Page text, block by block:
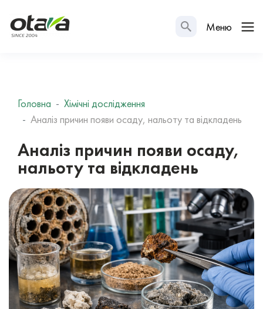
Меню
Головна
Хімічні дослідження
Аналіз причин появи осаду, нальоту та відкладень
Аналіз причин появи осаду,
нальоту та відкладень